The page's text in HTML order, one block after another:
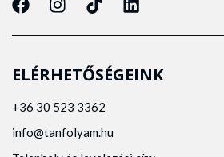
ELÉRHETŐSÉGEINK
+36 30 523 3362
info@tanfolyam.hu